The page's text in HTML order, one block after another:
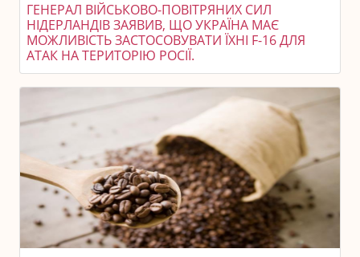
ГЕНЕРАЛ ВІЙСЬКОВО-ПОВІТРЯНИХ СИЛ
НІДЕРЛАНДІВ ЗАЯВИВ, ЩО УКРАЇНА МАЄ
МОЖЛИВІСТЬ ЗАСТОСОВУВАТИ ЇХНІ F-16 ДЛЯ
АТАК НА ТЕРИТОРІЮ РОСІЇ.